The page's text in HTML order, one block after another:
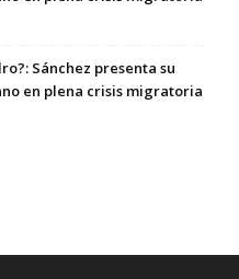
Sánchez presenta su
en plena crisis migratoria